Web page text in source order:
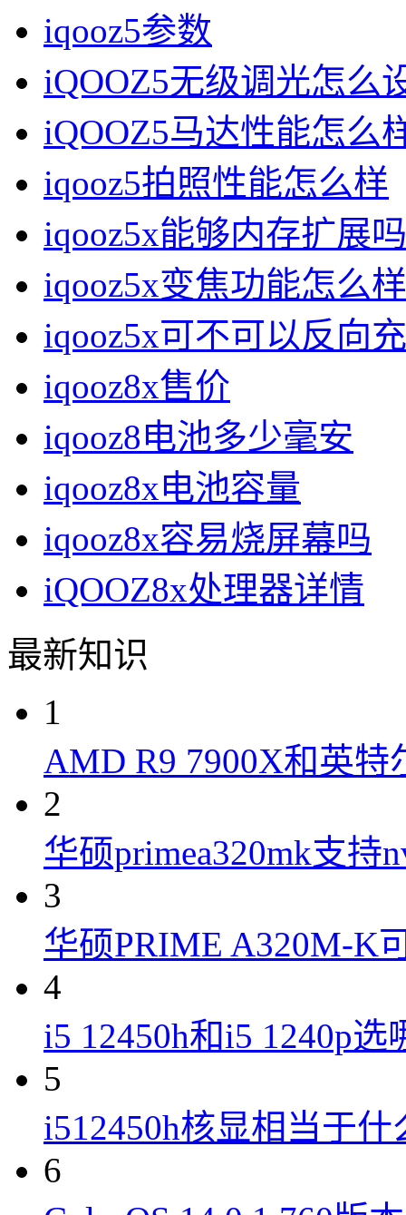
iqooz5参数
iQOOZ5无级调光怎么
iQOOZ5马达性能怎么
iqooz5拍照性能怎么样
iqooz5x能够内存扩展吗
iqooz5x变焦功能怎么样
iqooz5x可不可以反向
iqooz8x售价
iqooz8电池多少毫安
iqooz8x电池容量
iqooz8x容易烧屏幕吗
iQOOZ8x处理器详情
最新知识
1
AMD R9 7900X和英特
2
华硕primea320mk支持
3
华硕PRIME A320M-K
4
i5 12450h和i5 1240p选
5
i512450h核显相当于什
6